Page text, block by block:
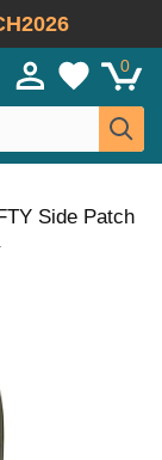
0
Side Patch